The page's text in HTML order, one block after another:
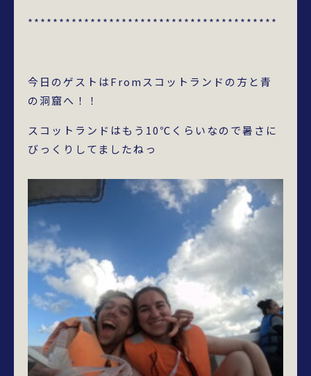
****************************************
今日のゲストはFromスコットランドの方と青
の洞窟へ！！
スコットランドはもう10℃くらいなので暑さに
びっくりしてましたねっ